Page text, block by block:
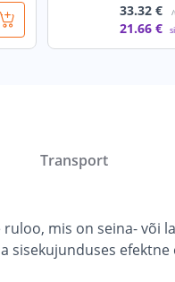
33.32 € /
21.66 €
ruloo, mis on seina-
sisekujunduses
Transport